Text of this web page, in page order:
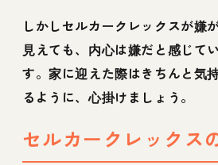
しかしセルカークレックスが嫌
見えても、内心は嫌だと感じて
す。家に迎えた際はきちんと気
るように、心掛けましょう。
セルカークレックス